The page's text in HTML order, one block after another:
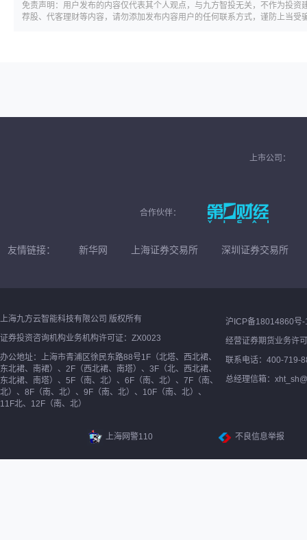
免责声明：用户发布的内容仅代表其个人观点，与九方智投无关，不作为投
荐股、代客理财等内容，请勿添加发布内容用户的任何联系方式，谨防上当受
上市公司：
合作伙伴：
友情链接： 新华网 上海证券交易所 深圳证券交易所
上海九方云智能科技有限公司 版权所有
证券投资咨询机构业务机构许可证：ZX0023
办公地址：上海市青浦区徐民东路88号1F（北塔、西北裙、
东北裙、南裙）、2F（西北裙、南塔）、3F（北、西北裙、
东北裙、南塔）、5F（南、北）、6F（南、北）、7F（南、
北）、8F（南、北）、9F（南、北）、10F（南、北）、
11F北、12F（南、北）
沪ICP备18014860号-
经营证券期货业务许
联系电话：400-719-
总经理信箱：
上海网警110 不良信息举报